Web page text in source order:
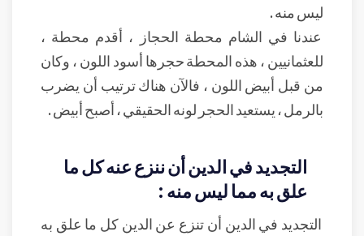
ليس منه .
عندنا في الشام محطة الحجاز ، أقدم محطة ،
للعثمانيين ، هذه المحطة حجرها أسود اللون ، وكان
من قبل أبيض اللون ، فالآن هناك ترتيب أن يضرب
بالرمل ، يستعيد الحجر لونه الحقيقي ، أصبح أبيض .
التجديد في الدين أن ننزع عنه كل ما
علق به مما ليس منه :
التجديد في الدين أن تنزع عن الدين كل ما علق به